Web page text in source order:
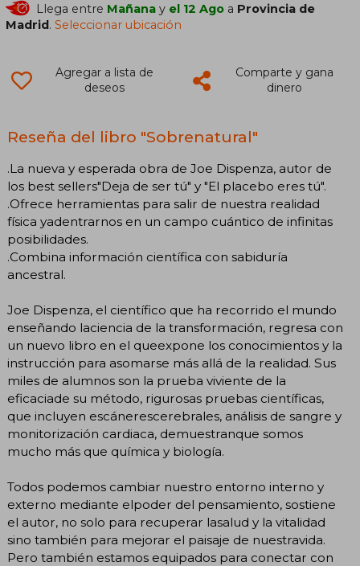
Llega entre Mañana y el 12 Ago a Provincia de
Madrid.Seleccionar ubicación
Agregar a lista de
deseos
Comparte y gana
dinero
Reseña del libro "Sobrenatural"
.La nueva y esperada obra de Joe Dispenza, autor de
los best sellers"Deja de ser tú" y "El placebo eres tú".
.Ofrece herramientas para salir de nuestra realidad
física yadentrarnos en un campo cuántico de infinitas
posibilidades.
.Combina información científica con sabiduría
ancestral.
Joe Dispenza, el científico que ha recorrido el mundo
enseñando laciencia de la transformación, regresa con
un nuevo libro en el queexpone los conocimientos y la
instrucción para asomarse más allá de la realidad. Sus
miles de alumnos son la prueba viviente de la
eficaciade su método, rigurosas pruebas científicas,
que incluyen escánerescerebrales, análisis de sangre y
monitorización cardiaca, demuestranque somos
mucho más que química y biología.
Todos podemos cambiar nuestro entorno interno y
externo mediante elpoder del pensamiento, sostiene
el autor, no solo para recuperar lasalud y la vitalidad
sino también para mejorar el paisaje de nuestravida.
Pero también estamos equipados para conectar con